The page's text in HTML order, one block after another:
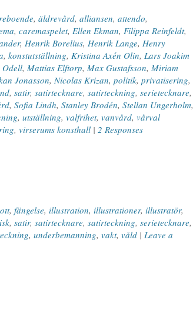
, äldrevård, alliansen, attendo,
, caremaspelet, Ellen Ekman, Filippa Reinfeldt,
, Henrik Borelius, Henrik Lange, Henry
, konstutställning, Kristina Axén Olin, Lars Joakim
Odell, Mattias Elftorp, Max Gustafsson, Miriam
Jonasson, Nicolas Krizan, politik, privatisering,
, satir, satirtecknare, satirteckning, serietecknare,
, Sofia Lindh, Stanley Brodén, Stellan Ungerholm,
, utställning, valfrihet, vanvård, vårval
, virserums konsthall | 2 Responses
, fängelse, illustration, illustrationer, illustratör,
, satir, satirtecknare, satirteckning, serietecknare,
, underbemanning, vakt, våld | Leave a